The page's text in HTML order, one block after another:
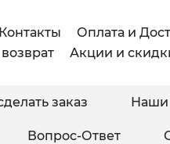
Контакты
Оплата и
Акции и
заказ Наши
Вопрос-Ответ